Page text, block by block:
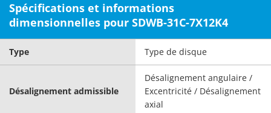
Spécifications et informations
dimensionnelles pour SDWB-31C-7X12K4
Type Type de disque
Désalignement admissible
Désalignement angulaire /
Excentricité / Désalignement
axial